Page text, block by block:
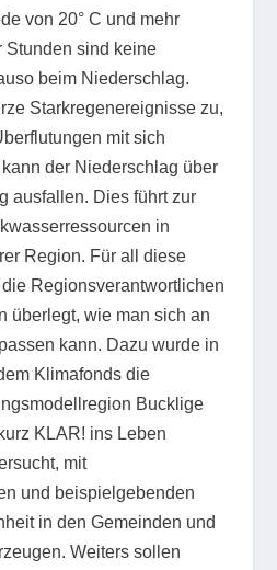
von 20° C und mehr
Stunden sind keine
beim Niederschlag.
Starkregenereignisse zu,
mit sich
der Niederschlag über
ausfallen. Dies führt zur
in
Region. Für all diese
Regionsverantwortlichen
überlegt, wie man sich an
kann. Dazu wurde in
Klimafonds die
Bucklige
KLAR! ins Leben
mit
und beispielgebenden
in den Gemeinden und
Weiters sollen